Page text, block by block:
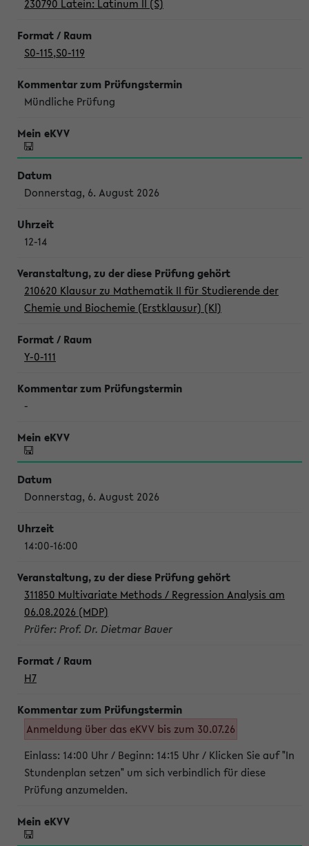
230790 Latein: Latinum II (S)
S0-115,S0-119
Mündliche Prüfung
Donnerstag, 6. August 2026
12-14
210620 Klausur zu Mathematik II für Studierende der
Chemie und Biochemie (Erstklausur) (Kl)
Y-0-111
-
Donnerstag, 6. August 2026
14:00-16:00
311850 Multivariate Methods / Regression Analysis am
06.08.2026 (MDP)
Prüfer: Prof. Dr. Dietmar Bauer
H7
Anmeldung über das eKVV bis zum 30.07.26
Einlass: 14:00 Uhr / Beginn: 14:15 Uhr / Klicken Sie auf "In
Stundenplan setzen" um sich verbindlich für diese
Prüfung anzumelden.